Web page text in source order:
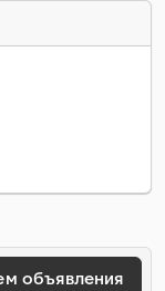
объявления